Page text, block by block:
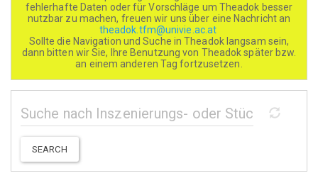
fehlerhafte Daten oder für Vorschläge um Theadok besser
nutzbar zu machen, freuen wir uns über eine Nachricht an
theadok.tfm@univie.ac.at
Sollte die Navigation und Suche in Theadok langsam sein,
dann bitten wir Sie, Ihre Benutzung von Theadok später bzw.
an einem anderen Tag fortzusetzen.
SEARCH